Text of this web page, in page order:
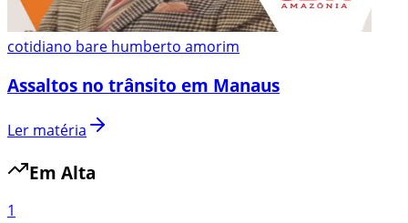
cotidiano bare humberto amorim
Assaltos no trânsito em Manaus
Ler matéria
Em Alta
1